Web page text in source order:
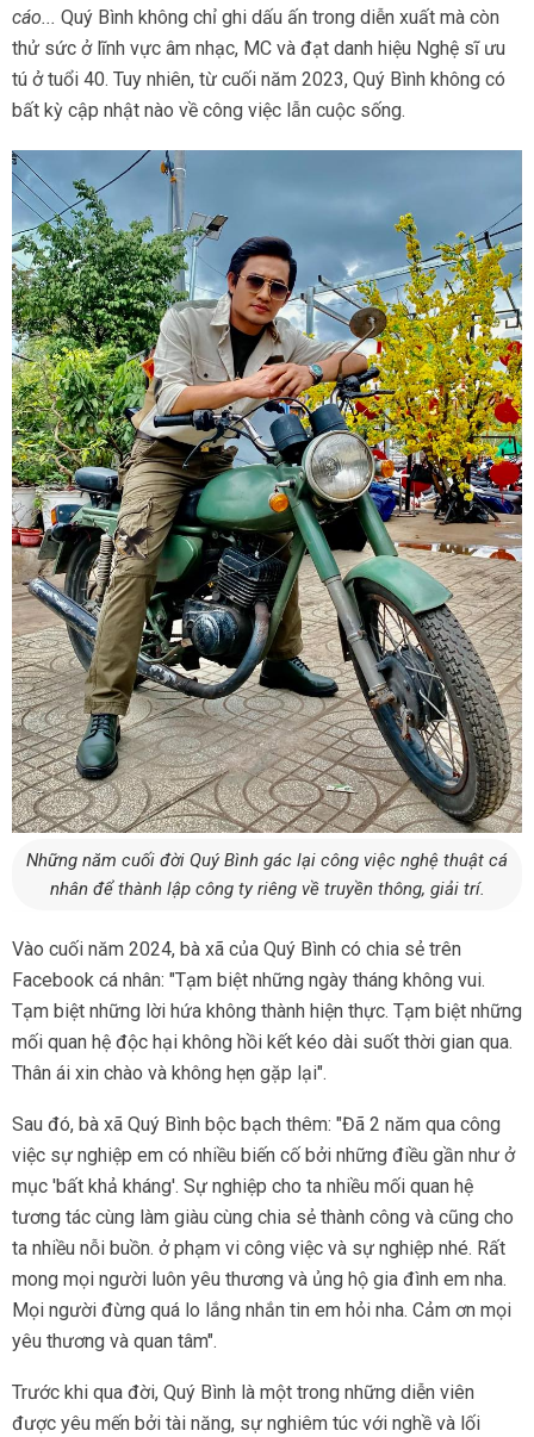
cáo... Quý Bình không chỉ ghi dấu ấn trong diễn xuất mà còn
thử sức ở lĩnh vực âm nhạc, MC và đạt danh hiệu Nghệ sĩ ưu
tú ở tuổi 40. Tuy nhiên, từ cuối năm 2023, Quý Bình không có
bất kỳ cập nhật nào về công việc lẫn cuộc sống.
Những năm cuối đời Quý Bình gác lại công việc nghệ thuật cá
nhân để thành lập công ty riêng về truyền thông, giải trí.
Vào cuối năm 2024, bà xã của Quý Bình có chia sẻ trên
Facebook cá nhân: "Tạm biệt những ngày tháng không vui.
Tạm biệt những lời hứa không thành hiện thực. Tạm biệt những
mối quan hệ độc hại không hồi kết kéo dài suốt thời gian qua.
Thân ái xin chào và không hẹn gặp lại".
Sau đó, bà xã Quý Bình bộc bạch thêm: "Đã 2 năm qua công
việc sự nghiệp em có nhiều biến cố bởi những điều gần như ở
mục 'bất khả kháng'. Sự nghiệp cho ta nhiều mối quan hệ
tương tác cùng làm giàu cùng chia sẻ thành công và cũng cho
ta nhiều nỗi buồn. ở phạm vi công việc và sự nghiệp nhé. Rất
mong mọi người luôn yêu thương và ủng hộ gia đình em nha.
Mọi người đừng quá lo lắng nhắn tin em hỏi nha. Cảm ơn mọi
yêu thương và quan tâm".
Trước khi qua đời, Quý Bình là một trong những diễn viên
được yêu mến bởi tài năng, sự nghiêm túc với nghề và lối